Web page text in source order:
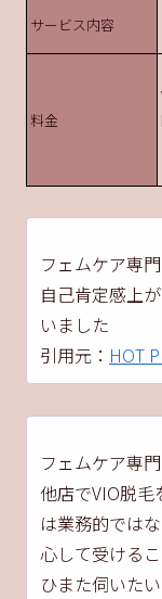
サービス内容
料金
フェムケア専
自己肯定感上
いました
引用元： HOT
フェムケア専
他店でVIO脱毛
は業務的では
心して受ける
ひまた伺いたい